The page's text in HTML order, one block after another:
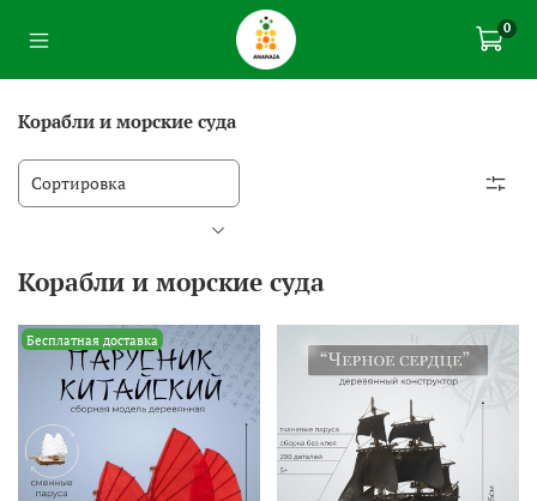
0
Корабли и морские суда
Корабли и морские суда
Бесплатная доставка